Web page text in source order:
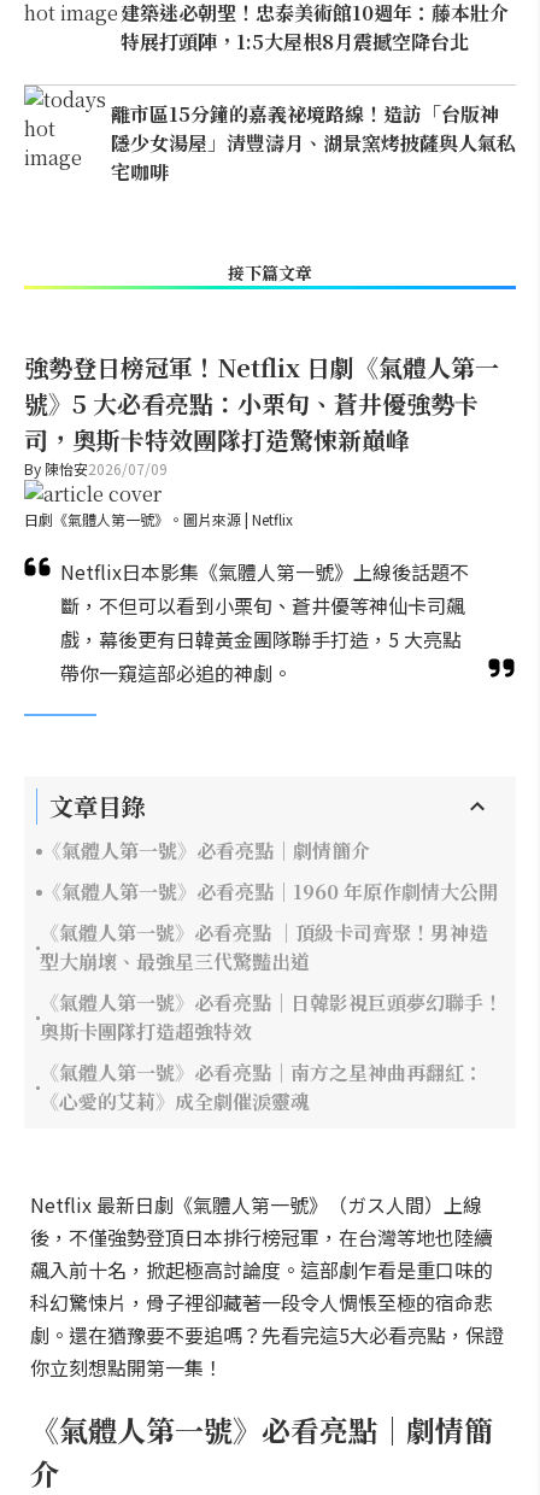
建築迷必朝聖！忠泰美術館10週年：藤本壯介
特展打頭陣，1:5大屋根8月震撼空降台北
離市區15分鐘的嘉義祕境路線！造訪「台版神
隱少女湯屋」清豐濤月、湖景窯烤披薩與人氣私
宅咖啡
接下篇文章
強勢登日榜冠軍！Netflix 日劇《氣體人第一
號》5 大必看亮點：小栗旬、蒼井優強勢卡
司，奧斯卡特效團隊打造驚悚新巔峰
By 陳怡安2026/07/09
日劇《氣體人第一號》。圖片來源 | Netflix
Netflix日本影集《氣體人第一號》上線後話題不
斷，不但可以看到小栗旬、蒼井優等神仙卡司飆
戲，幕後更有日韓黃金團隊聯手打造，5 大亮點
帶你一窺這部必追的神劇。
文章目錄
《氣體人第一號》必看亮點｜劇情簡介
《氣體人第一號》必看亮點｜1960 年原作劇情大公開
《氣體人第一號》必看亮點 ｜頂級卡司齊聚！男神造
型大崩壞、最強星三代驚豔出道
《氣體人第一號》必看亮點｜日韓影視巨頭夢幻聯手！
奧斯卡團隊打造超強特效
《氣體人第一號》必看亮點｜南方之星神曲再翻紅：
《心愛的艾莉》成全劇催淚靈魂
Netflix 最新日劇《氣體人第一號》（ガス人間）上線
後，不僅強勢登頂日本排行榜冠軍，在台灣等地也陸續
飆入前十名，掀起極高討論度。這部劇乍看是重口味的
科幻驚悚片，骨子裡卻藏著一段令人惆悵至極的宿命悲
劇。還在猶豫要不要追嗎？先看完這5大必看亮點，保證
你立刻想點開第一集！
《氣體人第一號》必看亮點｜劇情簡
介